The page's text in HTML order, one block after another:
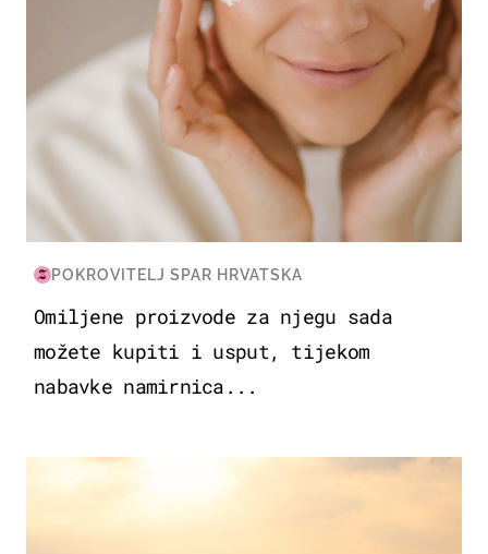
POKROVITELJ SPAR HRVATSKA
Omiljene proizvode za njegu sada
možete kupiti i usput, tijekom
nabavke namirnica...